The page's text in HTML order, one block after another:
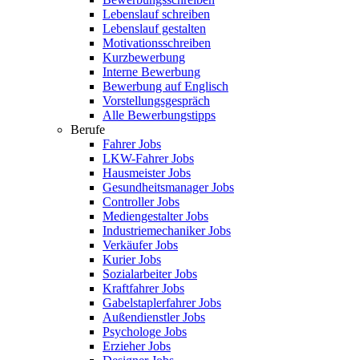
Lebenslauf schreiben
Lebenslauf gestalten
Motivationsschreiben
Kurzbewerbung
Interne Bewerbung
Bewerbung auf Englisch
Vorstellungsgespräch
Alle Bewerbungstipps
Berufe
Fahrer Jobs
LKW-Fahrer Jobs
Hausmeister Jobs
Gesundheitsmanager Jobs
Controller Jobs
Mediengestalter Jobs
Industriemechaniker Jobs
Verkäufer Jobs
Kurier Jobs
Sozialarbeiter Jobs
Kraftfahrer Jobs
Gabelstaplerfahrer Jobs
Außendienstler Jobs
Psychologe Jobs
Erzieher Jobs